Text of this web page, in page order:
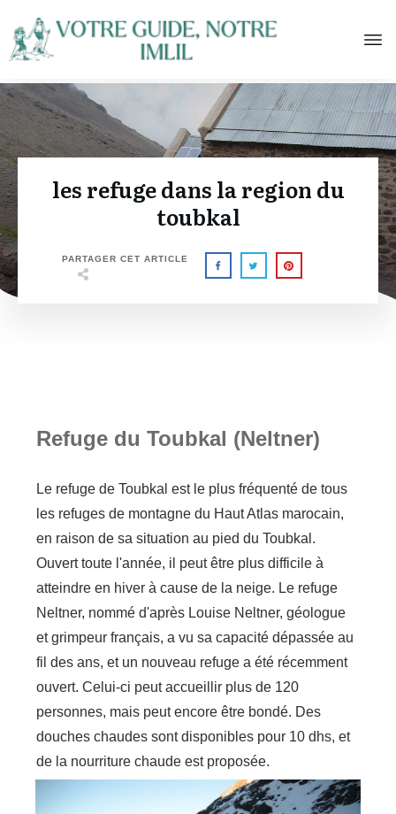
les refuge dans la region du
toubkal
PARTAGER CET ARTICLE
Refuge du Toubkal (Neltner)
Le refuge de Toubkal est le plus fréquenté de tous
les refuges de montagne du Haut Atlas marocain,
en raison de sa situation au pied du Toubkal.
Ouvert toute l'année, il peut être plus difficile à
atteindre en hiver à cause de la neige. Le refuge
Neltner, nommé d'après Louise Neltner, géologue
et grimpeur français, a vu sa capacité dépassée au
fil des ans, et un nouveau refuge a été récemment
ouvert. Celui-ci peut accueillir plus de 120
personnes, mais peut encore être bondé. Des
douches chaudes sont disponibles pour 10 dhs, et
de la nourriture chaude est proposée.